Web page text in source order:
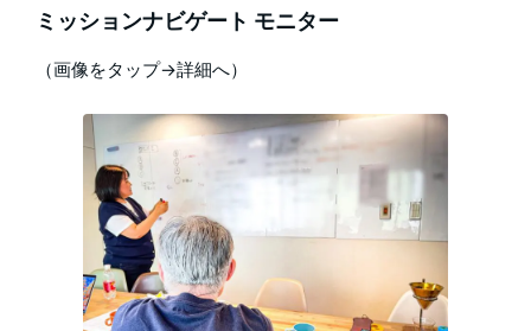
ミッションナビゲート モニター
（画像をタップ→詳細へ）